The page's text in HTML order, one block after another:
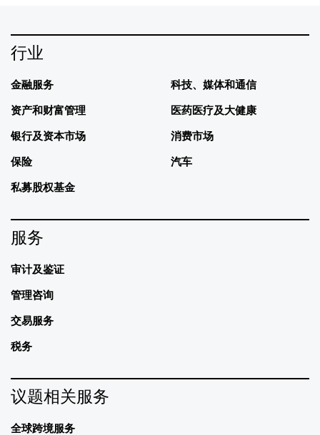
行业
金融服务
资产和财富管理
银行及资本市场
保险
私募股权基金
科技、媒体和通信
医药医疗及大健康
消费市场
汽车
服务
审计及鉴证
管理咨询
交易服务
税务
议题相关服务
全球跨境服务